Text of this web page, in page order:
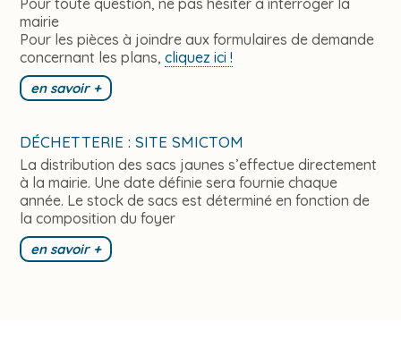
Pour toute question, ne pas hésiter à interroger la
mairie
Pour les pièces à joindre aux formulaires de demande
concernant les plans,cliquez ici !
en savoir +
DÉCHETTERIE : SITE SMICTOM
La distribution des sacs jaunes s’effectue directement
à la mairie. Une date définie sera fournie chaque
année. Le stock de sacs est déterminé en fonction de
la composition du foyer
en savoir +